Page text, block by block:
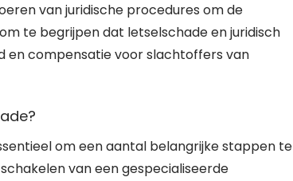
van juridische procedures om de
te begrijpen dat letselschade en juridisch
en compensatie voor slachtoffers van
om een aantal belangrijke stappen te
van een gespecialiseerde